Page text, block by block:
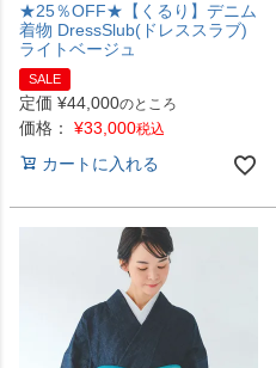
★25％OFF★【くるり】デニム
着物 DressSlub(ドレススラブ)
ライトベージュ
SALE
定価 ¥44,000のところ
価格： ¥33,000税込
カートに入れる